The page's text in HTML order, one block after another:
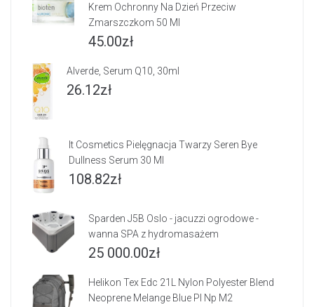
Krem Ochronny Na Dzień Przeciw
Zmarszczkom 50 Ml
45.00zł
Alverde, Serum Q10, 30ml
26.12zł
It Cosmetics Pielęgnacja Twarzy Seren Bye
Dullness Serum 30 Ml
108.82zł
Sparden J5B Oslo - jacuzzi ogrodowe -
wanna SPA z hydromasażem
25 000.00zł
Helikon Tex Edc 21L Nylon Polyester Blend
Neoprene Melange Blue Pl Np M2